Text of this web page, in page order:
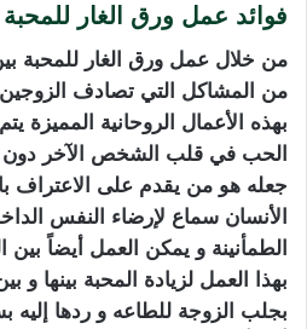
فوائد عمل ورق الغار
من خلال عمل ورق الغار للمحبة
من المشاكل التي تصادف الزوجين
بهذه الأعمال الروحانية
الحب في قلب الشخص الآخر دون
جعله هو من يقدم على الاعتراف
الأنسان سماع لإرضاء النفس
الطمأنينة و يمكن العمل أيضاً بين
بهذا العمل لزيادة المحبة بينها و
بجلب الزوجة للطاعه و ردها إليه